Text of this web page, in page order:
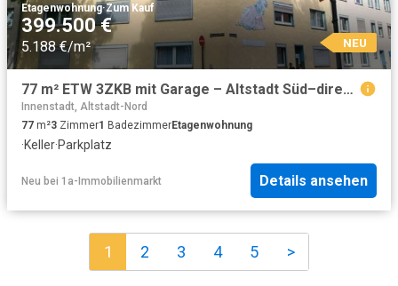
Etagenwohnung·Zum Kauf
399.500 €
5.188 €/m² NEU
77 m² ETW 3ZKB mit Garage – Altstadt Süd–direkt vom Eigentümer
Innenstadt, Altstadt-Nord
77 m²3 Zimmer1 BadezimmerEtagenwohnung
·Keller·Parkplatz
Neu bei 1a-Immobilienmarkt Details ansehen
1 2 3 4 5 >